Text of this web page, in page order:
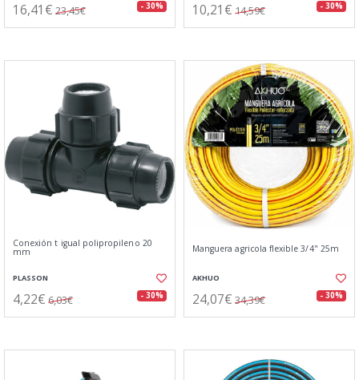
16,41€ 23,45€ - 30% 10,21€ 14,59€ - 30%
Conexión t igual polipropileno 20
mm
PLASSON
4,22€ 6,03€ - 30%
Manguera agricola flexible 3/4" 25m
AKHUO
24,07€ 34,39€ - 30%